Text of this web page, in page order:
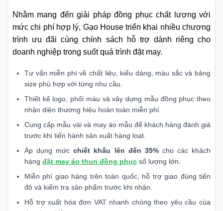
Nhằm mang đến giải pháp đồng phục chất lượng với
mức chi phí hợp lý, Gạo House triển khai nhiều chương
trình ưu đãi cùng chính sách hỗ trợ dành riêng cho
doanh nghiệp trong suốt quá trình đặt may.
Tư vấn miễn phí về chất liệu, kiểu dáng, màu sắc và bảng
size phù hợp với từng nhu cầu.
Thiết kế logo, phối màu và xây dựng mẫu đồng phục theo
nhận diện thương hiệu hoàn toàn miễn phí.
Cung cấp mẫu vải và may áo mẫu để khách hàng đánh giá
trước khi tiến hành sản xuất hàng loạt.
Áp dụng mứcchiết khấu lên đến 35%cho các khách
hàng đặt may áo thun đồng phục số lượng lớn.
Miễn phí giao hàng trên toàn quốc, hỗ trợ giao đúng tiến
độ và kiểm tra sản phẩm trước khi nhận.
Hỗ trợ xuất hóa đơn VAT nhanh chóng theo yêu cầu của